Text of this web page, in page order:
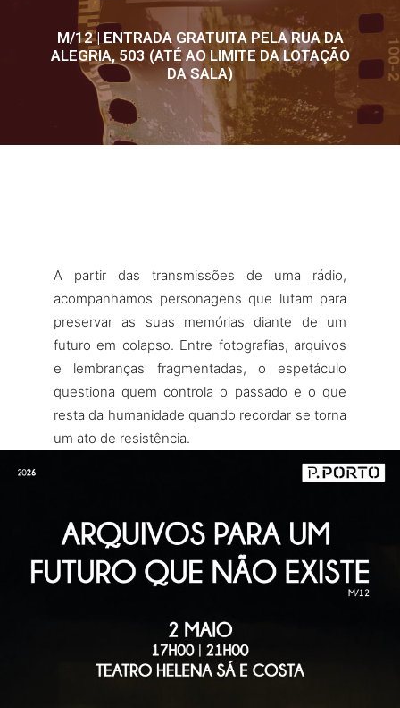
M/12 | ENTRADA GRATUITA PELA RUA DA
ALEGRIA, 503 (ATÉ AO LIMITE DA LOTAÇÃO
DA SALA)
A partir das transmissões de uma rádio,
acompanhamos personagens que lutam para
preservar as suas memórias diante de um
futuro em colapso. Entre fotografias, arquivos
e lembranças fragmentadas, o espetáculo
questiona quem controla o passado e o que
resta da humanidade quando recordar se torna
um ato de resistência.